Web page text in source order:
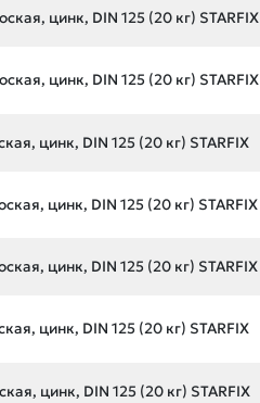
цинк, DIN 125 (20 кг) STARFIX
цинк, DIN 125 (20 кг) STARFIX
цинк, DIN 125 (20 кг) STARFIX
цинк, DIN 125 (20 кг) STARFIX
цинк, DIN 125 (20 кг) STARFIX
цинк, DIN 125 (20 кг) STARFIX
цинк, DIN 125 (20 кг) STARFIX